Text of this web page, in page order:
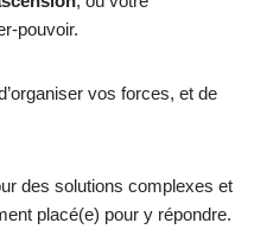
pouvoir.
vos forces, et de
des solutions complexes et
placé(e) pour y répondre.